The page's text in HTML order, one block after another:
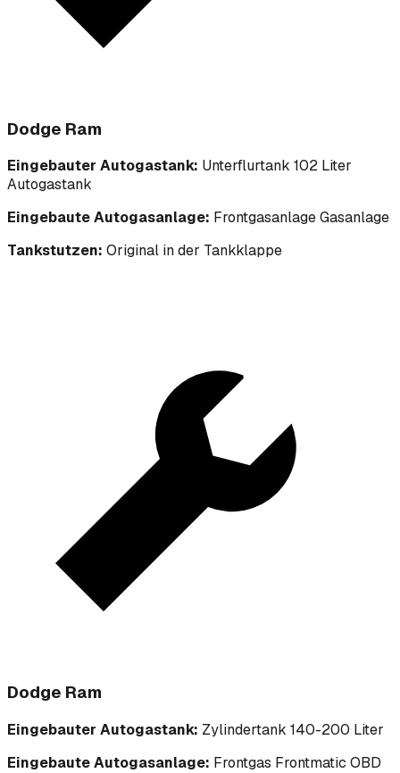
Dodge Ram
Eingebauter Autogastank: Unterflurtank 102 Liter
Autogastank
Eingebaute Autogasanlage: Frontgasanlage Gasanlage
Tankstutzen: Original in der Tankklappe
Dodge Ram
Eingebauter Autogastank: Zylindertank 140-200 Liter
Eingebaute Autogasanlage: Frontgas Frontmatic OBD